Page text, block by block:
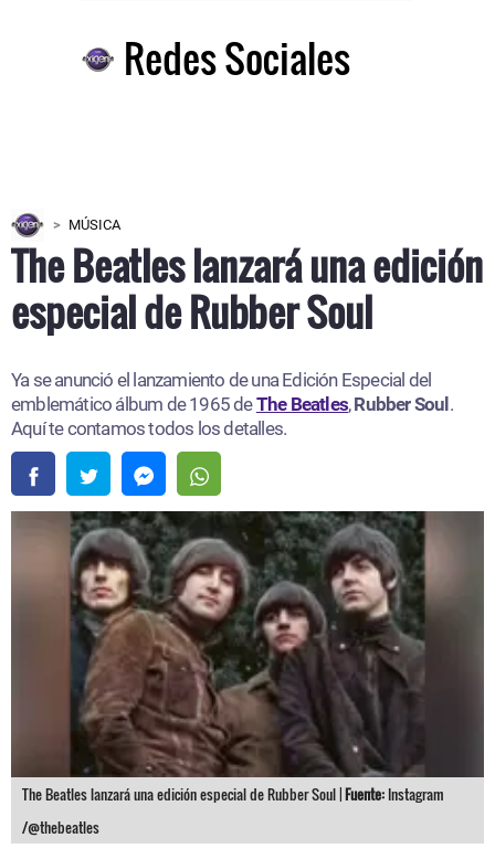
Redes Sociales
MÚSICA
The Beatles lanzará una edición
especial de Rubber Soul
Ya se anunció el lanzamiento de una Edición Especial del
emblemático álbum de 1965 deThe Beatles,Rubber Soul .
Aquí te contamos todos los detalles.
The Beatles lanzará una edición especial de Rubber Soul |Fuente: Instagram
/@thebeatles